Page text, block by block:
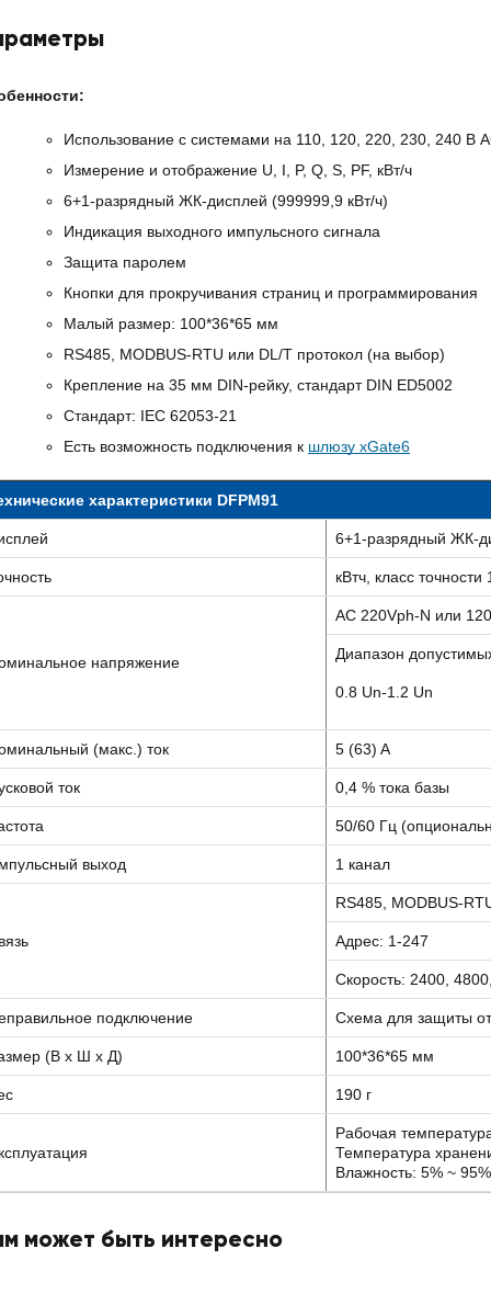
Использование с системами на 110, 120, 220, 230, 240 В
Измерение и отображение U, I, P, Q, S, PF, кВт/ч
6+1-разрядный ЖК-дисплей (999999,9 кВт/ч)
Индикация выходного импульсного сигнала
Защита паролем
Кнопки для прокручивания страниц и программирования
Малый размер: 100*36*65 мм
RS485, MODBUS-RTU или DL/T протокол (на выбор)
Крепление на 35 мм DIN-рейку, стандарт DIN ED5002
Стандарт: IEC 62053-21
Есть возможность подключения к шлюзу xGate6
характеристики DFPM91
6+1-разрядный ЖК-
кВтч, класс точности
напряжение
AC 220Vph-N или
Диапазон
0.8 Un-1.2 Un
(макс.) ток 5 (63) A
ток 0,4 % тока базы
50/60 Гц
выход 1 канал
RS485, MODBUS-
Адрес: 1-247
Скорость: 2400,
подключение Схема для защиты
(В х Ш х Д) 100*36*65 мм
190 г
Рабочая
Температура
Влажность: 5% ~
может быть интересно